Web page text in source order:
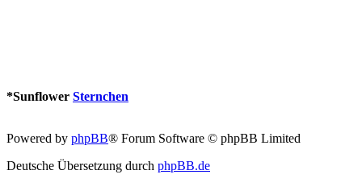
*Sunflower Sternchen
Powered by phpBB® Forum Software © phpBB Limited
Deutsche Übersetzung durch phpBB.de